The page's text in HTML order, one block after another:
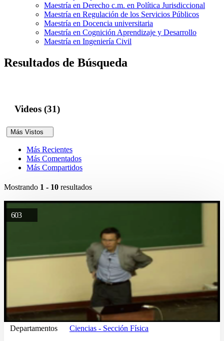
Maestría en Derecho c.m. en Política Jurisdiccional
Maestría en Regulación de los Servicios Públicos
Maestría en Docencia universitaria
Maestría en Cognición Aprendizaje y Desarrollo
Maestría en Ingeniería Civil
Resultados de Búsqueda
Videos (31)
Más Vistos
Más Recientes
Más Comentados
Más Compartidos
Mostrando 1 - 10 resultados
603
Departamentos Ciencias - Sección Física